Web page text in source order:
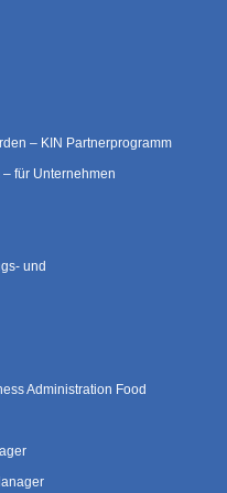
– KIN Partnerprogramm
für Unternehmen
und
Administration Food